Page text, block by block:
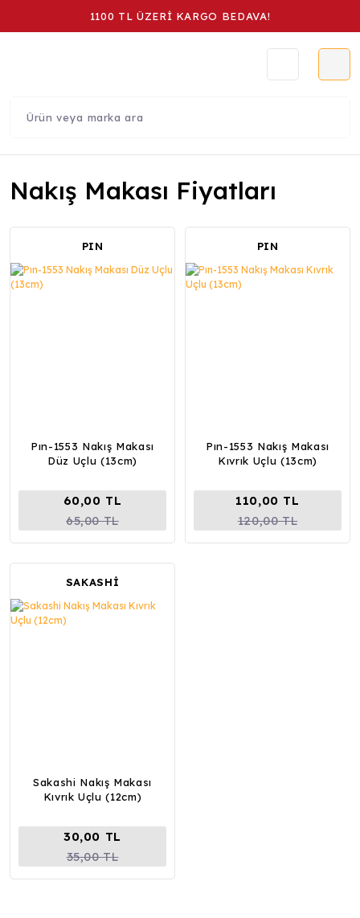
1100 TL ÜZERİ KARGO BEDAVA!
Nakış Makası Fiyatları
PIN
Pın-1553 Nakış Makası
Düz Uçlu (13cm)
60,00 TL
65,00 TL
PIN
Pın-1553 Nakış Makası
Kıvrık Uçlu (13cm)
110,00 TL
120,00 TL
SAKASHİ
Sakashi Nakış Makası
Kıvrık Uçlu (12cm)
30,00 TL
35,00 TL